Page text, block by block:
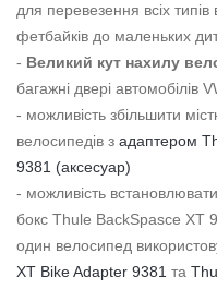
для перевезення всіх типів
фетбайків до маленьких
- Великий кут нахилу
багажні двері
- можливість збільшити
велосипедів з адаптером
9381 (аксесуар)
- можливість
бокс Thule BackSpasce XT
один велосипед
XT Bike Adapter 9381 та